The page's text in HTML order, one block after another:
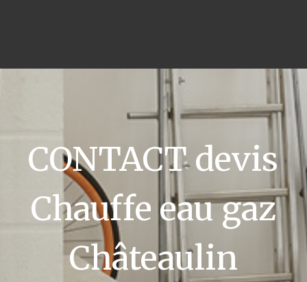
CONTACT devis
Chauffe eau gaz
Châteaulin